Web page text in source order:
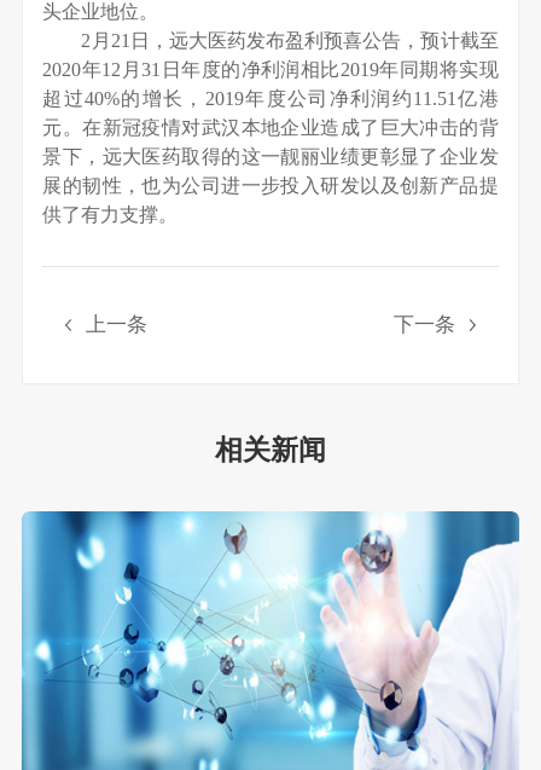
头企业地位。
2月21日，远大医药发布盈利预喜公告，预计截至
2020年12月31日年度的净利润相比2019年同期将实现
超过40%的增长，2019年度公司净利润约11.51亿港
元。在新冠疫情对武汉本地企业造成了巨大冲击的背
景下，远大医药取得的这一靓丽业绩更彰显了企业发
展的韧性，也为公司进一步投入研发以及创新产品提
供了有力支撑。
上一条 下一条
相关新闻